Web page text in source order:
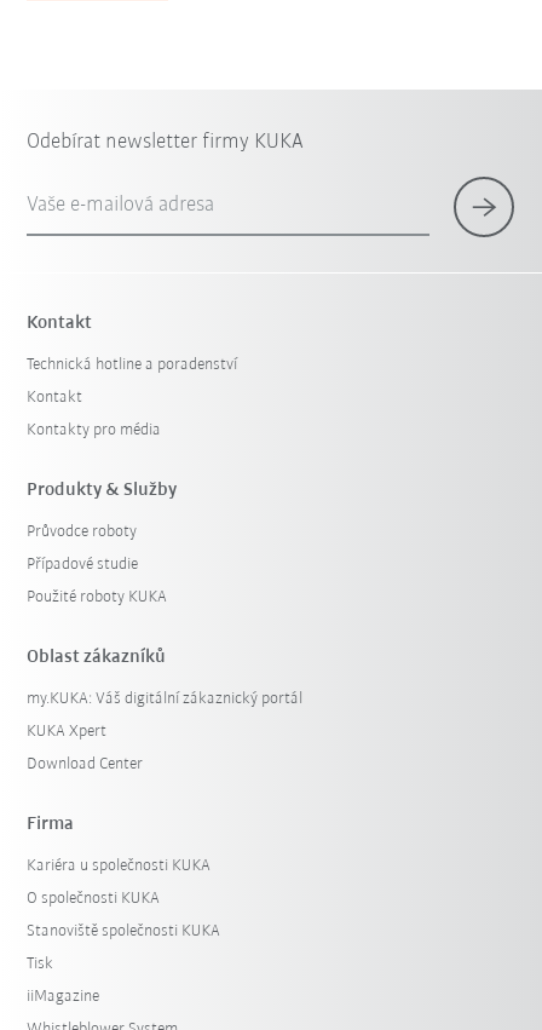
Odebírat newsletter firmy KUKA
Vaše e-mailová adresa
Kontakt
Technická hotline a poradenství
Kontakt
Kontakty pro média
Produkty & Služby
Průvodce roboty
Případové studie
Použité roboty KUKA
Oblast zákazníků
my.KUKA: Váš digitální zákaznický portál
KUKA Xpert
Download Center
Firma
Kariéra u společnosti KUKA
O společnosti KUKA
Stanoviště společnosti KUKA
Tisk
iiMagazine